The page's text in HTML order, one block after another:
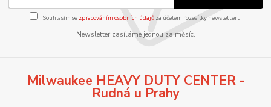
Souhlasím se zpracováním osobních údajůza účelem rozesílky newsletteru.
Newsletter zasíláme jednou za měsíc.
Milwaukee HEAVY DUTY CENTER -
Rudná u Prahy